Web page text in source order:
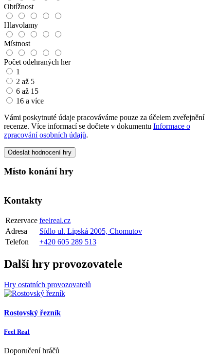
Obtížnost
Hlavolamy
Místnost
Počet odehraných her
1
2 až 5
6 až 15
16 a více
Vámi poskytnuté údaje pracováváme pouze za účelem zveřejnění
recenze. Více informací se dočtete v dokumentu Informace o
zpracování osobních údajů.
Odeslat hodnocení hry
Místo konání hry
Kontakty
Rezervace feelreal.cz
Adresa
Sídlo ul. Lipská 2005, Chomutov
Telefon
+420 605 289 513
Další hry provozovatele
Hry ostatních provozovatelů
Rostovský řezník
Feel Real
Doporučení hráčů